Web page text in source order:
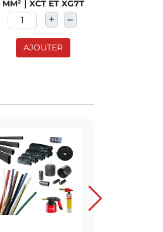
MM²｜XCT ET XG7T
+ –
AJOUTER